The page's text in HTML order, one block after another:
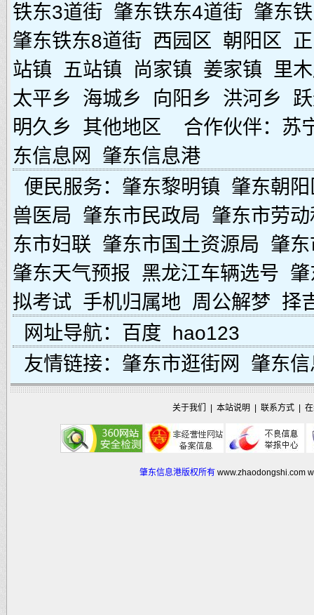
铁东3道街 肇东铁东4道街 肇东
肇东铁东8道街 西园区 朝阳区
站镇
五站镇 尚家镇 姜家镇
里
太平乡
海城乡 向阳乡 洪河乡
明久乡
其他地区 合作伙伴： 苏
东信息网
肇东信息港
便民服务： 肇东黎明镇 肇东朝
兽医局 肇东市民政局 肇东市劳
东市妇联 肇东市国土资源局 肇
肇东天气预报 黑龙江车辆选号
拟考试 手机归属地 周公解梦 择
网址导航： 百度 hao123
友情链接： 肇东市逛街网 肇东
关于我们 本站说明 联系方式|
肇东信息港版权所有 www.zhaodongshi.com